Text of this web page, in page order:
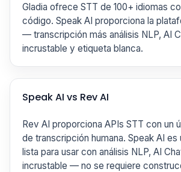
Gladia ofrece STT de 100+ idiomas
código. Speak AI proporciona la
— transcripción más análisis NLP, AI
incrustable y etiqueta blanca.
Speak AI vs Rev AI
Rev AI proporciona APIs STT con un
de transcripción humana. Speak AI es
lista para usar con análisis NLP, AI
incrustable — no se requiere